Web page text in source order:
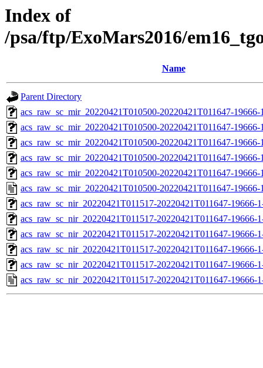
Index of
/psa/ftp/ExoMars2016/
Name
Parent Directory
acs_raw_sc_mir_20220421T010500-20220421T011647-
acs_raw_sc_mir_20220421T010500-20220421T011647-
acs_raw_sc_mir_20220421T010500-20220421T011647-
acs_raw_sc_mir_20220421T010500-20220421T011647-
acs_raw_sc_mir_20220421T010500-20220421T011647-
acs_raw_sc_mir_20220421T010500-20220421T011647-
acs_raw_sc_nir_20220421T011517-20220421T011647-19666-
acs_raw_sc_nir_20220421T011517-20220421T011647-19666-
acs_raw_sc_nir_20220421T011517-20220421T011647-19666-
acs_raw_sc_nir_20220421T011517-20220421T011647-19666-
acs_raw_sc_nir_20220421T011517-20220421T011647-19666-
acs_raw_sc_nir_20220421T011517-20220421T011647-19666-